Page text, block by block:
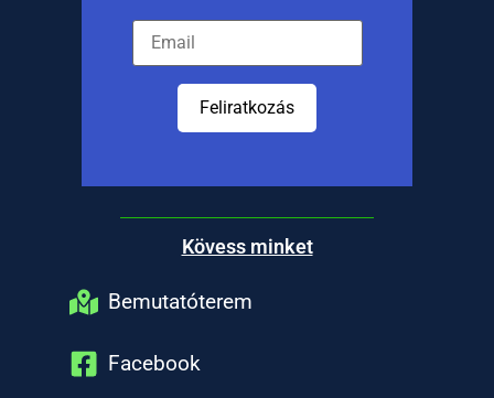
Feliratkozás
Kövess minket
Bemutatóterem
Facebook